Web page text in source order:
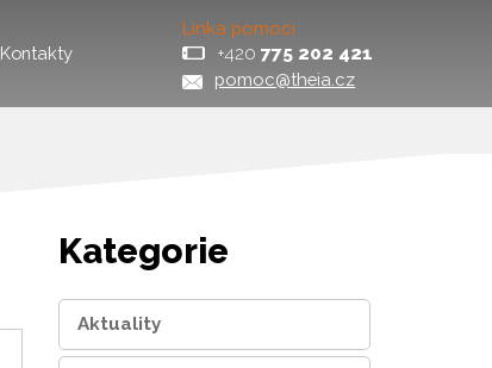
Kontakty
Linka pomoci
+420 775 202 421
pomoc@theia.cz
Kategorie
Aktuality